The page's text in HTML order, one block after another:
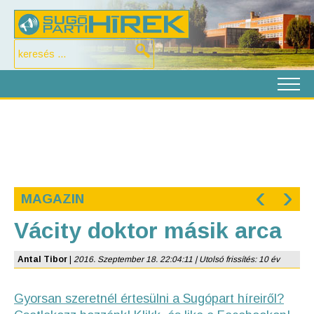
MAGAZIN ‹ ›
Vácity doktor másik arca
Antal Tibor 2016. Szeptember 18. 22:04:11 | Utolsó frissítés: 10 év
Gyorsan szeretnél értesülni a Sugópart híreiről?